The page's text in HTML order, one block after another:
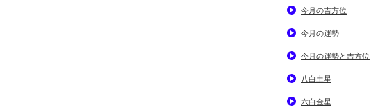
今月の吉方位
今月の運勢
今月の運勢と吉方位
八白土星
六白金星